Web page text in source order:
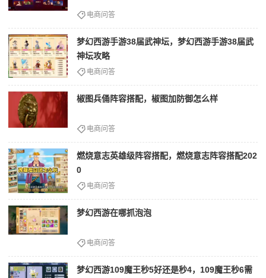
电商问答
梦幻西游手游38届武神坛，梦幻西游手游38届武
神坛攻略
电商问答
椒图兵俑阵容搭配，椒图加防御怎么样
电商问答
燃烧意志英雄级阵容搭配，燃烧意志阵容搭配202
0
电商问答
梦幻西游在哪抓泡泡
电商问答
梦幻西游109魔王秒5好还是秒4，109魔王秒6需